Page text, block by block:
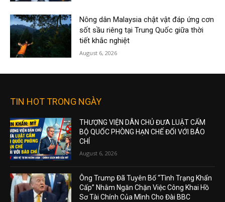
Nông dân Malaysia chật vật đáp ứng cơn
sốt sầu riêng tại Trung Quốc giữa thời
tiết khắc nghiệt
August 6, 2026
TIN HOT TRONG NGÀY
THƯỢNG VIỆN DÂN CHỦ ĐƯA LUẬT CẤM
BỘ QUỐC PHÒNG HẠN CHẾ ĐỐI VỚI BÁO
CHÍ
August 6, 2026
Ông Trump Đã Tuyên Bố “Tình Trạng Khẩn
Cấp” Nhằm Ngăn Chặn Việc Công Khai Hồ
Sơ Tài Chính Của Mình Cho Đài BBC